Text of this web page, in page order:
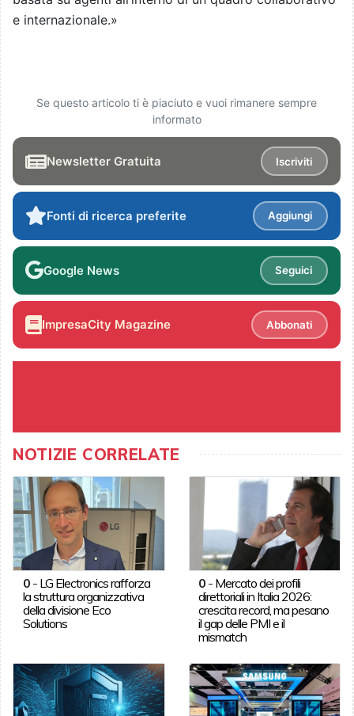
e internazionale.»
Se questo articolo ti è piaciuto e vuoi rimanere sempre
informato
Newsletter Gratuita Iscriviti
Fonti di ricerca preferite Aggiungi
Google News Seguici
ImpresaCity Magazine Abbonati
NOTIZIE CORRELATE
0- LG Electronics rafforza
la struttura organizzativa
della divisione Eco
Solutions
0 - Mercato dei profili
direttoriali in Italia 2026:
crescita record, ma pesano
il gap delle PMI e il
mismatch